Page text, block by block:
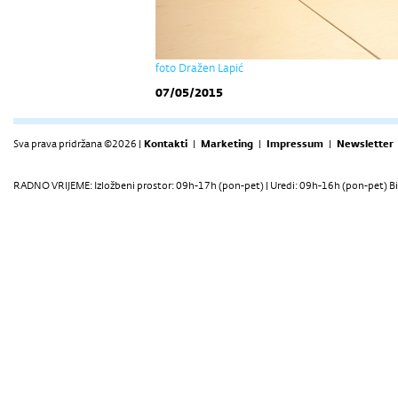
foto Dražen Lapić
07/05/2015
Sva prava pridržana ©2026 | Kontakti | Marketing | Impressum | Newsletter
RADNO VRIJEME: Izložbeni prostor: 09h-17h (pon-pet) | Uredi: 09h-16h (pon-pet)